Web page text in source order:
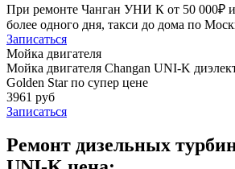
При ремонте Чанган УНИ К от 50 000₽
более одного дня, такси до дома по
Записаться
Мойка двигателя
Мойка двигателя Changan UNI-K
Golden Star по супер цене
3961 руб
Записаться
Ремонт дизельных